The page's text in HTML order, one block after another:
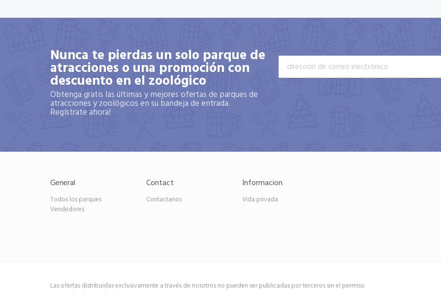
Nunca te pierdas un solo parque de
atracciones o una promoción con
descuento en el zoológico
Obtenga gratis las últimas y mejores ofertas de parques de
atracciones y zoológicos en su bandeja de entrada.
Regístrate ahora!
General
Todos los parques
Vendedores
Contact
Contactanos
Informacion
Vida privada
Las ofertas distribuidas exclusivamente a través de nosotros no pueden ser publicadas por terceros sin el permiso